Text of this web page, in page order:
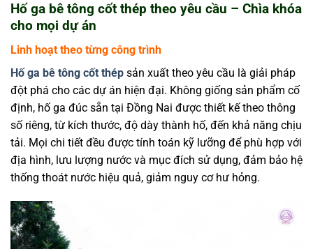
Hố ga bê tông cốt thép theo yêu cầu – Chìa khóa
cho mọi dự án
Linh hoạt theo từng công trình
Hố ga bê tông cốt thép sản xuất theo yêu cầu là giải pháp
đột phá cho các dự án hiện đại. Không giống sản phẩm cố
định, hố ga đúc sẵn tại Đồng Nai được thiết kế theo thông
số riêng, từ kích thước, độ dày thành hố, đến khả năng chịu
tải. Mọi chi tiết đều được tính toán kỹ lưỡng để phù hợp với
địa hình, lưu lượng nước và mục đích sử dụng, đảm bảo hệ
thống thoát nước hiệu quả, giảm nguy cơ hư hỏng.